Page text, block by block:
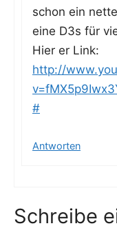
schon ein
eine D3s für
Hier er Link:
http://
#
Antworten
Schreibe